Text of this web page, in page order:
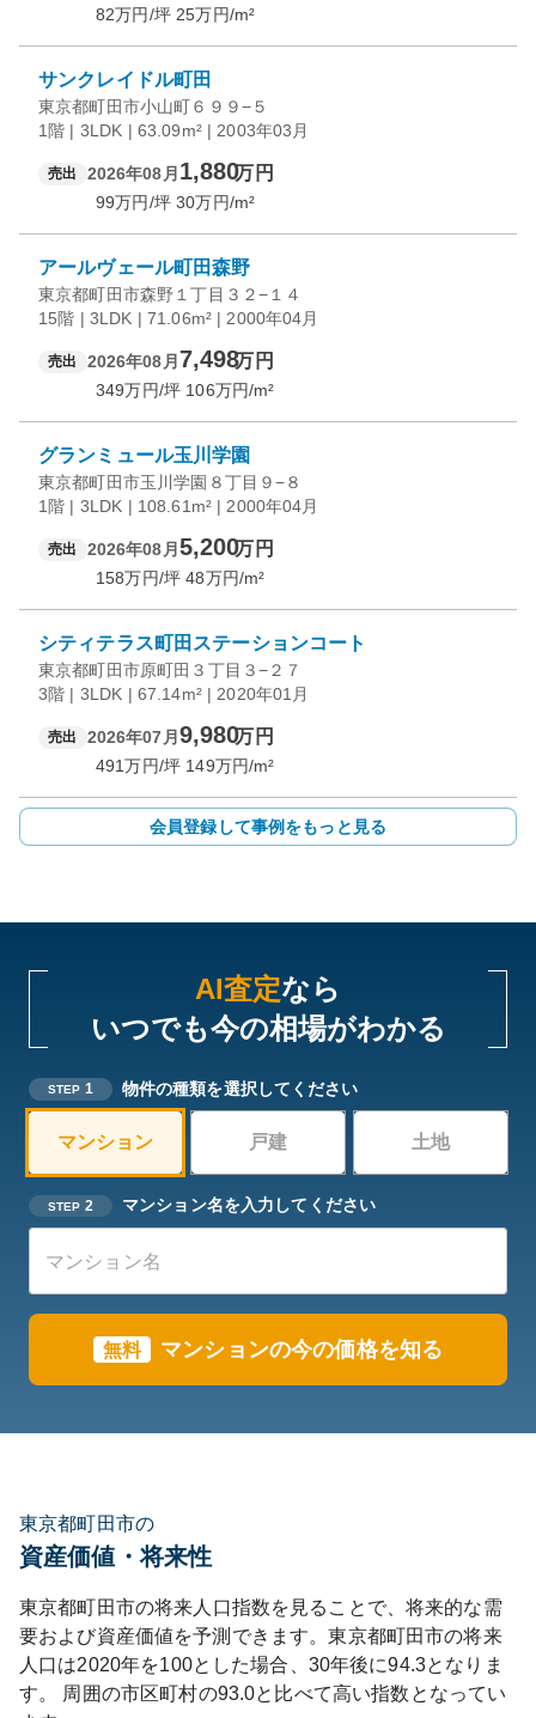
82万円/坪 25万円/m²
サンクレイドル町田
東京都町田市小山町６９９−５
1階 | 3LDK | 63.09m² | 2003年03月
売出 2026年08月 1,880万円
99万円/坪 30万円/m²
アールヴェール町田森野
東京都町田市森野１丁目３２−１４
15階 | 3LDK | 71.06m² | 2000年04月
売出 2026年08月 7,498万円
349万円/坪 106万円/m²
グランミュール玉川学園
東京都町田市玉川学園８丁目９−８
1階 | 3LDK | 108.61m² | 2000年04月
売出 2026年08月 5,200万円
158万円/坪 48万円/m²
シティテラス町田ステーションコート
東京都町田市原町田３丁目３−２７
3階 | 3LDK | 67.14m² | 2020年01月
売出 2026年07月 9,980万円
491万円/坪 149万円/m²
会員登録して事例をもっと見る
AI査定なら
いつでも今の相場がわかる
STEP 1 物件の種類を選択してください
マンション 戸建 土地
STEP 2 マンション名を入力してください
無料 マンションの今の価格を知る
東京都町田市の
資産価値・将来性
東京都町田市の将来人口指数を見ることで、将来的な需
要および資産価値を予測できます。東京都町田市の将来
人口は2020年を100とした場合、30年後に94.3となりま
す。
周囲の市区町村の93.0と比べて高い指数となってい